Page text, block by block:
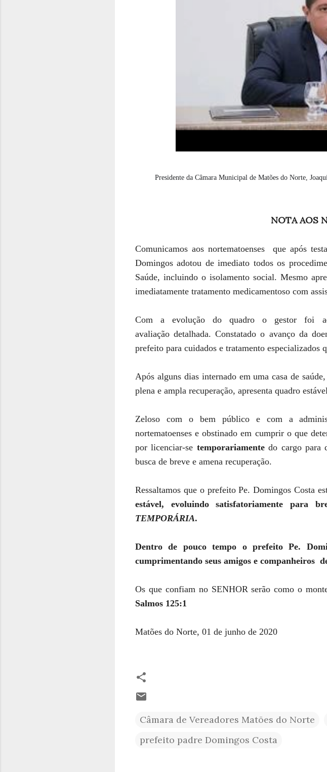
Presidente da Câmara Municipal de Matões do Norte,
NOTA AOS
Comunicamos aos nortematoenses que após
Domingos adotou de imediato todos os
Saúde, incluindo o isolamento social. Mesmo
imediatamente tratamento medicamentoso com
Com a evolução do quadro o gestor foi
avaliação detalhada. Constatado o avanço da
prefeito para cuidados e tratamento especializados
Após alguns dias internado em uma casa de
plena e ampla recuperação, apresenta quadro
Zeloso com o bem público e com a
nortematoenses e obstinado em cumprir o que
por licenciar-se temporariamentedo cargo para
busca de breve e amena recuperação.
Ressaltamos que o prefeito Pe. Domingos Costa
estável, evoluindo satisfatoriamente
TEMPORÁRIA.
Dentro de pouco tempo o prefeito Pe.
cumprimentando seus amigos e companheiros
Os que confiam no SENHOR serão como o
Salmos 125:1
Matões do Norte, 01 de junho de 2020
Câmara de Vereadores Matões do Norte
prefeito padre Domingos Costa